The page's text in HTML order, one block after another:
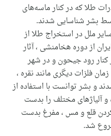
طلا که در کنار ماسه‌های
بشر شناسایی شدند.
ملل در استخراج طلا از
از دوره هخامنشی ، آثار
رود جیحون و در شهر
فلزات دیگری مانند نقره ،
و بشر توانست با استفاده از
آلیاژهای مختلف را بدست
قلع و مس ، مفرغ بدست
شد.